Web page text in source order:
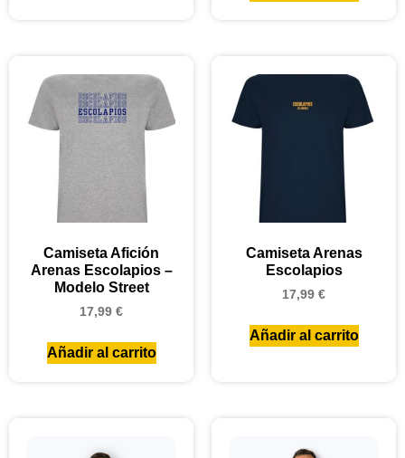
Camiseta Afición
Arenas Escolapios –
Modelo Street
17,99 €
Añadir al carrito
Camiseta Arenas
Escolapios
17,99 €
Añadir al carrito